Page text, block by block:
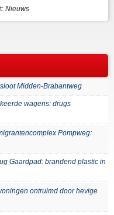
Nieuws
Midden-Brabantweg
wagens: drugs
Pompweg:
Gaardpad: brandend plastic in
ontruimd door hevige